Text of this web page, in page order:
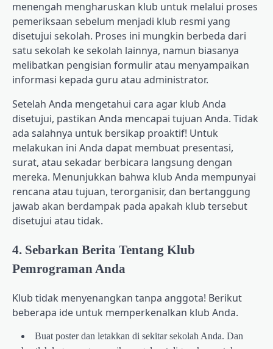
menengah mengharuskan klub untuk melalui proses
pemeriksaan sebelum menjadi klub resmi yang
disetujui sekolah. Proses ini mungkin berbeda dari
satu sekolah ke sekolah lainnya, namun biasanya
melibatkan pengisian formulir atau menyampaikan
informasi kepada guru atau administrator.
Setelah Anda mengetahui cara agar klub Anda
disetujui, pastikan Anda mencapai tujuan Anda. Tidak
ada salahnya untuk bersikap proaktif! Untuk
melakukan ini Anda dapat membuat presentasi,
surat, atau sekadar berbicara langsung dengan
mereka. Menunjukkan bahwa klub Anda mempunyai
rencana atau tujuan, terorganisir, dan bertanggung
jawab akan berdampak pada apakah klub tersebut
disetujui atau tidak.
4. Sebarkan Berita Tentang Klub
Pemrograman Anda
Klub tidak menyenangkan tanpa anggota! Berikut
beberapa ide untuk memperkenalkan klub Anda.
Buat poster dan letakkan di sekitar sekolah Anda. Dan